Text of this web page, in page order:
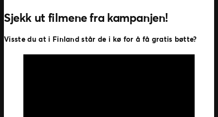
Sjekk ut filmene fra kampanjen!
Visste du at i Finland står de i kø for å få gratis bøtte?